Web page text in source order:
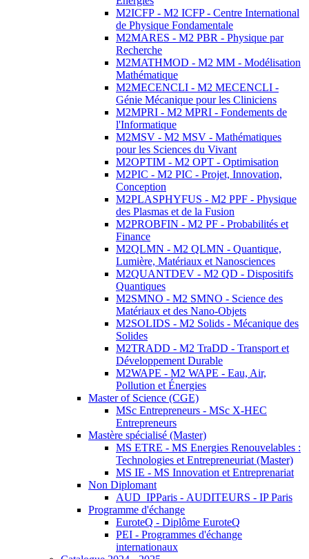
M2ICFP - M2 ICFP - Centre International
de Physique Fondamentale
M2MARES - M2 PBR - Physique par
Recherche
M2MATHMOD - M2 MM - Modélisation
Mathématique
M2MECENCLI - M2 MECENCLI -
Génie Mécanique pour les Cliniciens
M2MPRI - M2 MPRI - Fondements de
l'Informatique
M2MSV - M2 MSV - Mathématiques
pour les Sciences du Vivant
M2OPTIM - M2 OPT - Optimisation
M2PIC - M2 PIC - Projet, Innovation,
Conception
M2PLASPHYFUS - M2 PPF - Physique
des Plasmas et de la Fusion
M2PROBFIN - M2 PF - Probabilités et
Finance
M2QLMN - M2 QLMN - Quantique,
Lumière, Matériaux et Nanosciences
M2QUANTDEV - M2 QD - Dispositifs
Quantiques
M2SMNO - M2 SMNO - Science des
Matériaux et des Nano-Objets
M2SOLIDS - M2 Solids - Mécanique des
Solides
M2TRADD - M2 TraDD - Transport et
Développement Durable
M2WAPE - M2 WAPE - Eau, Air,
Pollution et Énergies
Master of Science (CGE)
MSc Entrepreneurs - MSc X-HEC
Entrepreneurs
Mastère spécialisé (Master)
MS ETRE - MS Energies Renouvelables :
Technologies et Entrepreneuriat (Master)
MS IE - MS Innovation et Entreprenariat
Non Diplomant
AUD_IPParis - AUDITEURS - IP Paris
Programme d'échange
EuroteQ - Diplôme EuroteQ
PEI - Programmes d'échange
internationaux